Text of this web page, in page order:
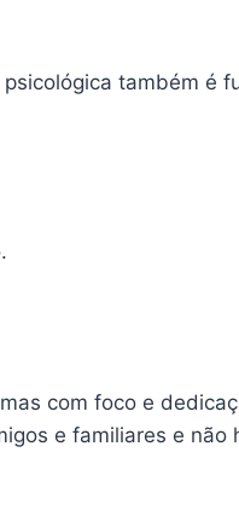
também é
com foco e
e familiares e